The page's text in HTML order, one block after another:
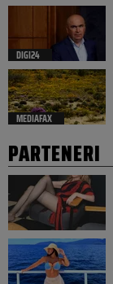
DIGI24
MEDIAFAX
PARTENERI